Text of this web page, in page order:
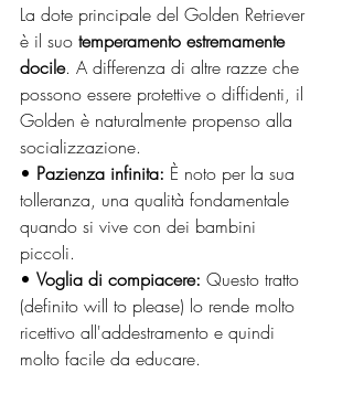
La dote principale del Golden Retriever
è il suo temperamento estremamente
docile. A differenza di altre razze che
possono essere protettive o diffidenti, il
Golden è naturalmente propenso alla
socializzazione.
• Pazienza infinita: È noto per la sua
tolleranza, una qualità fondamentale
quando si vive con dei bambini
piccoli.
• Voglia di compiacere: Questo tratto
(definito will to please) lo rende molto
ricettivo all'addestramento e quindi
molto facile da educare.